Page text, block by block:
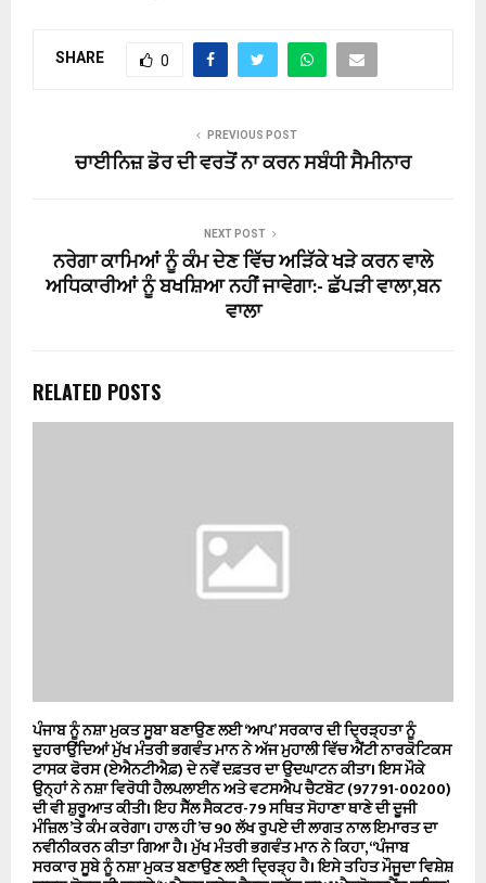
SHARE 0
PREVIOUS POST
ਚਾਈਨਿਜ਼ ਡੋਰ ਦੀ ਵਰਤੋਂ ਨਾ ਕਰਨ ਸਬੰਧੀ ਸੈਮੀਨਾਰ
NEXT POST
ਨਰੇਗਾ ਕਾਮਿਆਂ ਨੂੰ ਕੰਮ ਦੇਣ ਵਿੱਚ ਅੜਿੱਕੇ ਖੜੇ ਕਰਨ ਵਾਲੇ
ਅਧਿਕਾਰੀਆਂ ਨੂੰ ਬਖਸ਼ਿਆ ਨਹੀਂ ਜਾਵੇਗਾ:- ਛੱਪੜੀ ਵਾਲਾ,ਬਨ
ਵਾਲਾ
RELATED POSTS
ਪੰਜਾਬ ਨੂੰ ਨਸ਼ਾ ਮੁਕਤ ਸੂਬਾ ਬਣਾਉਣ ਲਈ ‘ਆਪ’ ਸਰਕਾਰ ਦੀ ਦ੍ਰਿੜ੍ਹਤਾ ਨੂੰ
ਦੁਹਰਾਉਂਦਿਆਂ ਮੁੱਖ ਮੰਤਰੀ ਭਗਵੰਤ ਮਾਨ ਨੇ ਅੱਜ ਮੁਹਾਲੀ ਵਿੱਚ ਐਂਟੀ ਨਾਰਕੋਟਿਕਸ
ਟਾਸਕ ਫੋਰਸ (ਏਐਨਟੀਐਫ਼) ਦੇ ਨਵੇਂ ਦਫ਼ਤਰ ਦਾ ਉਦਘਾਟਨ ਕੀਤਾ। ਇਸ ਮੌਕੇ
ਉਨ੍ਹਾਂ ਨੇ ਨਸ਼ਾ ਵਿਰੋਧੀ ਹੈਲਪਲਾਈਨ ਅਤੇ ਵਟਸਐਪ ਚੈਟਬੋਟ (97791-00200)
ਦੀ ਵੀ ਸ਼ੁਰੂਆਤ ਕੀਤੀ। ਇਹ ਸੈੱਲ ਸੈਕਟਰ-79 ਸਥਿਤ ਸੋਹਾਣਾ ਥਾਣੇ ਦੀ ਦੂਜੀ
ਮੰਜ਼ਿਲ ’ਤੇ ਕੰਮ ਕਰੇਗਾ। ਹਾਲ ਹੀ ’ਚ 90 ਲੱਖ ਰੁਪਏ ਦੀ ਲਾਗਤ ਨਾਲ ਇਮਾਰਤ ਦਾ
ਨਵੀਨੀਕਰਨ ਕੀਤਾ ਗਿਆ ਹੈ। ਮੁੱਖ ਮੰਤਰੀ ਭਗਵੰਤ ਮਾਨ ਨੇ ਕਿਹਾ, ‘‘ਪੰਜਾਬ
ਸਰਕਾਰ ਸੂਬੇ ਨੂੰ ਨਸ਼ਾ ਮੁਕਤ ਬਣਾਉਣ ਲਈ ਦ੍ਰਿੜ੍ਹ ਹੈ। ਇਸੇ ਤਹਿਤ ਮੌਜੂਦਾ ਵਿਸ਼ੇਸ਼